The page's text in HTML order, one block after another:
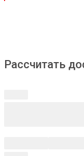
Рассчитать